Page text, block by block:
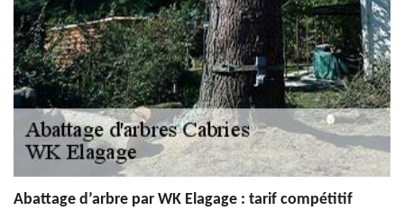
Abattage d’arbre par WK Elagage : tarif compétitif